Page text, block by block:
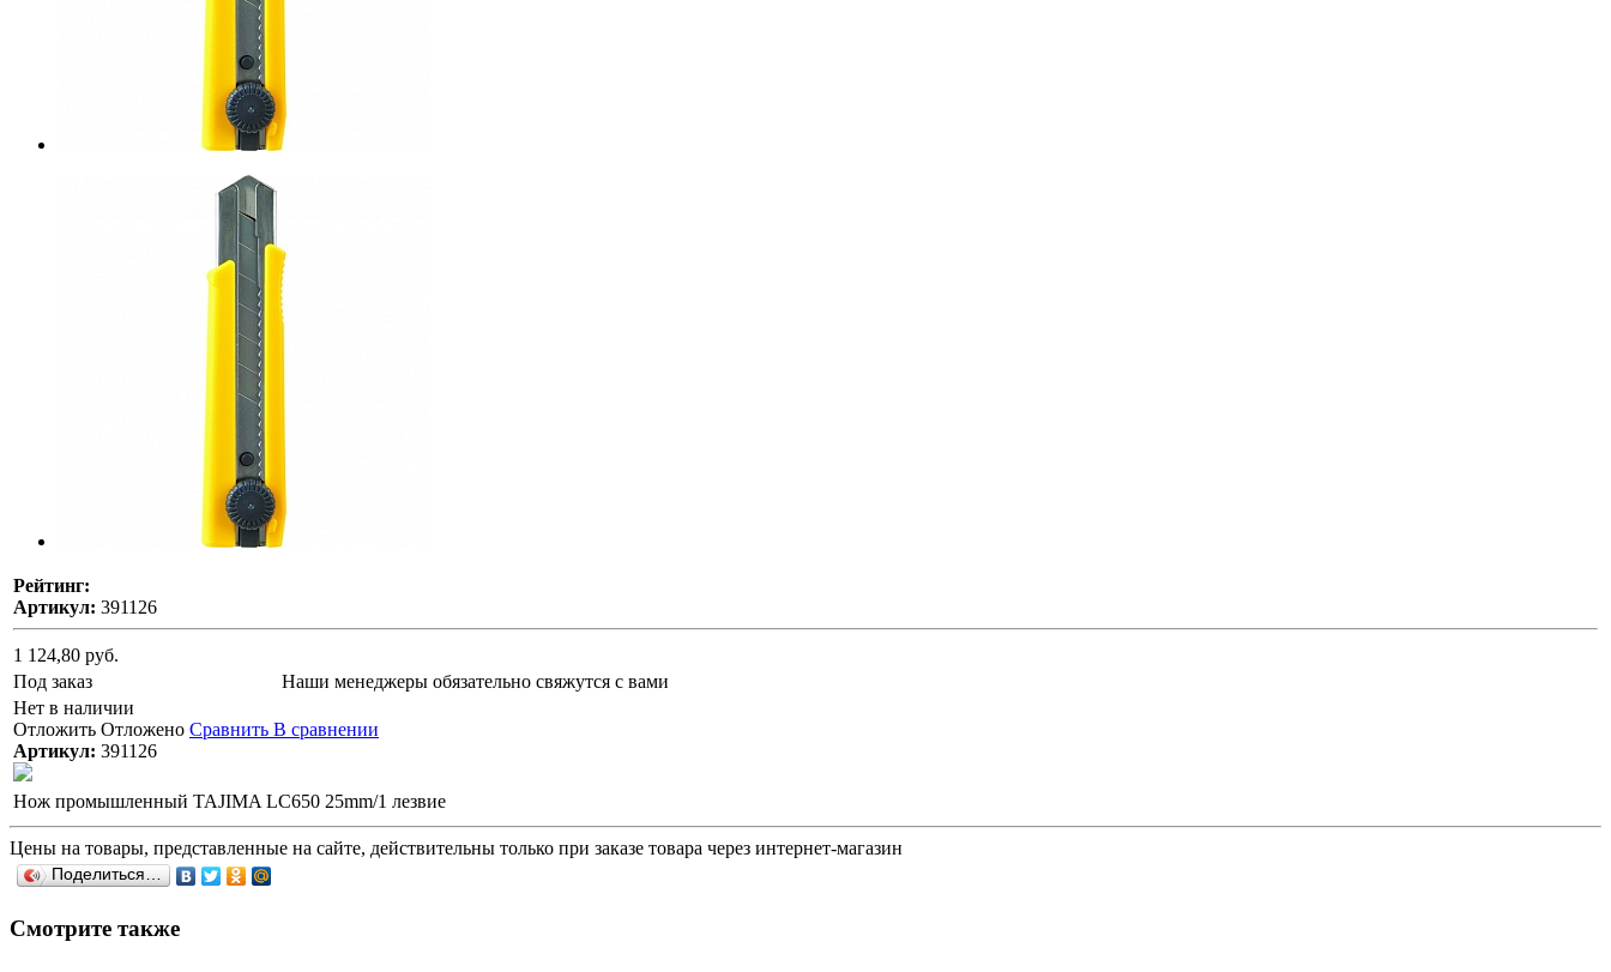
Рейтинг:
Артикул: 391126
1 124,80 руб.
Под заказ
Наши менеджеры обязательно свяжутся с вами
Нет в наличии
Отложить Отложено Сравнить В сравнении
Артикул: 391126
Нож промышленный TAJIMA LC650 25mm/1 лезвие
Цены на товары, представленные на сайте, действительны только при заказе товара через интернет-магазин
Поделиться…
Смотрите также